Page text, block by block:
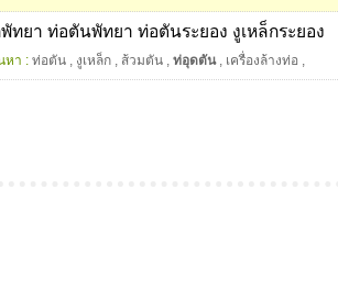
พัทยา ท่อตันพัทยา ท่อตันระยอง งูเหล็กระยอง
หา : ท่อตัน งูเหล็ก ส้วมตัน ท่อุดตัน, เครื่องล้างท่อ